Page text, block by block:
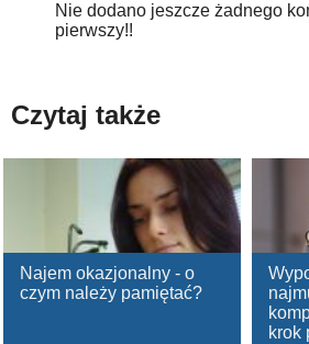
Nie dodano jeszcze żadnego
pierwszy!!
Czytaj także
Najem okazjonalny - o
czym należy pamiętać?
krok